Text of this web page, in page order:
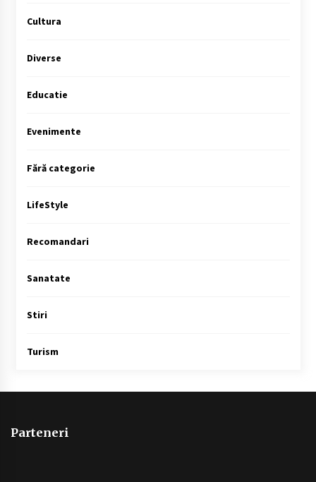
Cultura
Diverse
Educatie
Evenimente
Fără categorie
LifeStyle
Recomandari
Sanatate
Stiri
Turism
Parteneri